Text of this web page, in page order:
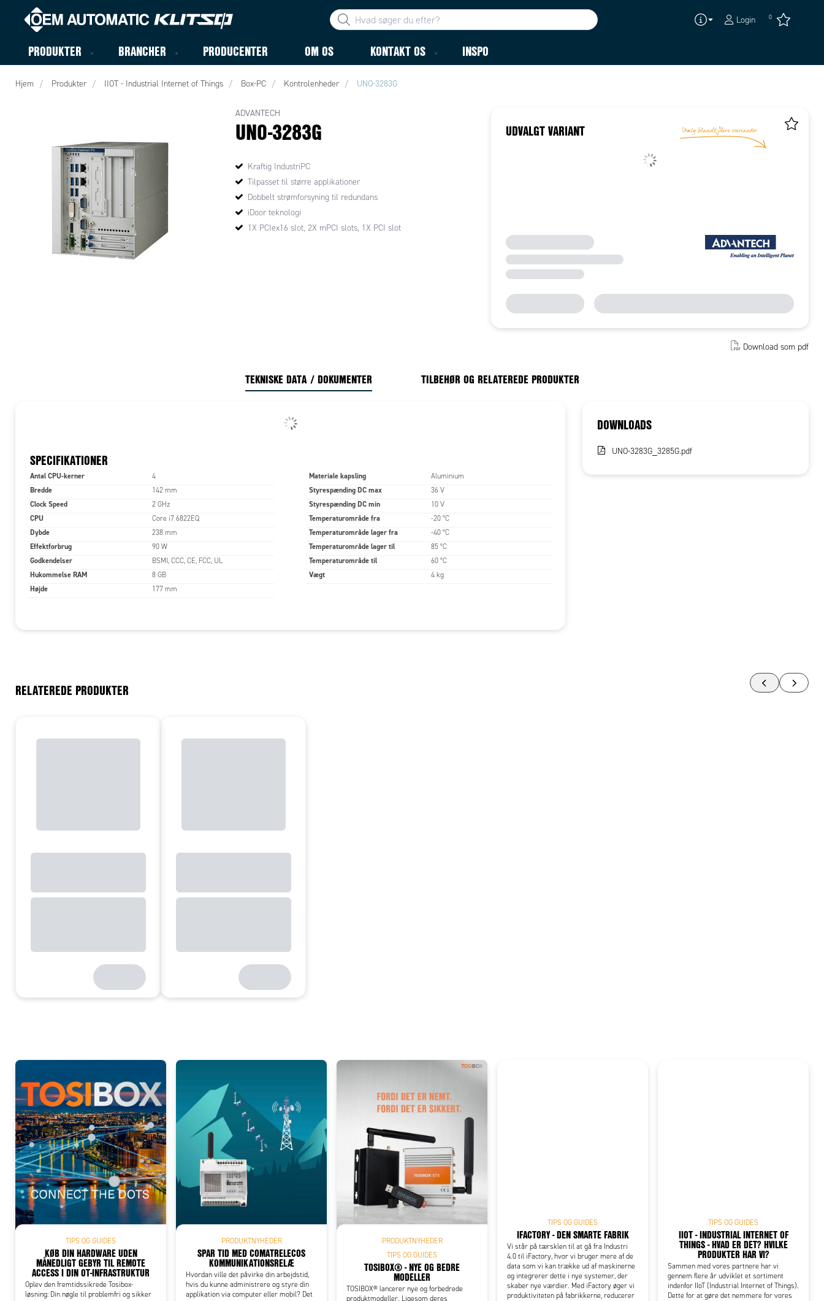
Login 0
PRODUKTER BRANCHER PRODUCENTER OM OS KONTAKT OS INSPO
Hjem Produkter IIOT - Industrial Internet of Things Box-PC Kontrolenheder UNO-3283G
ADVANTECH
UNO-3283G
Kraftig IndustriPC
Tilpasset til større applikationer
Dobbelt strømforsyning til redundans
iDoor teknologi
1X PCIex16 slot, 2X mPCI slots, 1X PCI slot
UDVALGT VARIANT
Download som pdf
TEKNISKE DATA / DOKUMENTER TILBEHØR OG RELATEREDE PRODUKTER
SPECIFIKATIONER
Antal CPU-kerner 4
Bredde 142 mm
Clock Speed 2 GHz
CPU Core i7 6822EQ
Dybde 238 mm
Effektforbrug 90 W
Godkendelser BSMI, CCC, CE, FCC, UL
Hukommelse RAM 8 GB
Højde 177 mm
Materiale kapsling Aluminium
Styrespænding DC max 36 V
Styrespænding DC min 10 V
Temperaturområde fra -20 °C
Temperaturområde lager fra -40 °C
Temperaturområde lager til 85 °C
Temperaturområde til 60 °C
Vægt 4 kg
DOWNLOADS
UNO-3283G_3285G.pdf
RELATEREDE PRODUKTER
Add as new cart row
TIPS OG GUIDES
KØB DIN HARDWARE UDEN
MÅNEDLIGT GEBYR TIL REMOTE
ACCESS I DIN OT-INFRASTRUKTUR
Oplev den fremtidssikrede Tosibox-
løsning: Din nøgle til problemfri og sikker
PRODUKTNYHEDER
SPAR TID MED COMATRELECOS
KOMMUNIKATIONSRELÆ
Hvordan ville det påvirke din arbejdstid,
hvis du kunne administrere og styre din
applikation via computer eller mobil? Det
PRODUKTNYHEDER
TIPS OG GUIDES
TOSIBOX® - NYE OG BEDRE
MODELLER
TOSIBOX® lancerer nye og forbedrede
produktmodeller. Ligesom deres
TIPS OG GUIDES
IFACTORY - DEN SMARTE FABRIK
Vi står på tærsklen til at gå fra Industri
4.0 til iFactory, hvor vi bruger mere af de
data som vi kan trække ud af maskinerne
og integrerer dette i nye systemer, der
skaber nye værdier. Med iFactory øger vi
produktiviteten på fabrikkerne, reducerer
TIPS OG GUIDES
IIOT - INDUSTRIAL INTERNET OF
THINGS - HVAD ER DET? HVILKE
PRODUKTER HAR VI?
Sammen med vores partnere har vi
gennem flere år udviklet et sortiment
indenfor IIoT (Industrial Internet of Things).
Dette for at gøre det nemmere for vores